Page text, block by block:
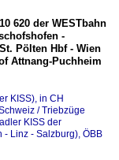
620 der WESTbahn
-
Pölten Hbf - Wien
Attnang-Puchheim
KISS), in CH
/ Triebzüge
KISS der
- Linz - Salzburg), ÖBB